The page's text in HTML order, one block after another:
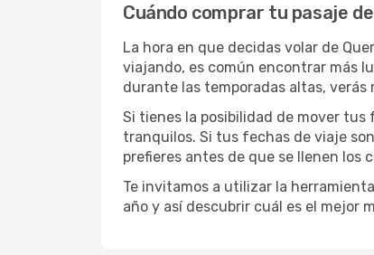
Cuándo comprar tu pasaje
La hora en que decidas volar de
viajando, es común encontrar más
durante las temporadas altas, verás
Si tienes la posibilidad de mover
tranquilos. Si tus fechas de viaje
prefieres antes de que se llenen los
Te invitamos a utilizar la
año y así descubrir cuál es el mejor